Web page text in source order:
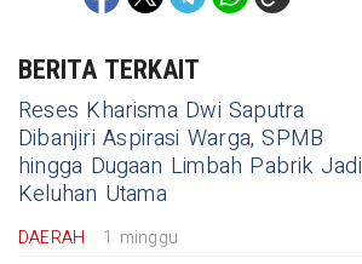
BERITA TERKAIT
Reses Kharisma Dwi Saputra
Dibanjiri Aspirasi Warga, SPMB
hingga Dugaan Limbah Pabrik Jadi
Keluhan Utama
DAERAH 1 minggu